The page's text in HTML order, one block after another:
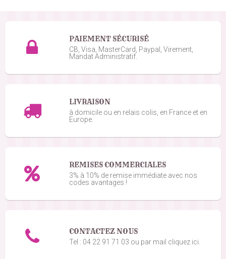
PAIEMENT SÉCURISÉ
CB, Visa, MasterCard, Paypal, Virement,
Mandat Administratif.
LIVRAISON
à domicile ou en relais colis, en France et en
Europe.
REMISES COMMERCIALES
3% à 10% de remise immédiate avec nos
codes avantages !
CONTACTEZ NOUS
Tel : 04 22 91 71 03 ou par mail cliquez ici.